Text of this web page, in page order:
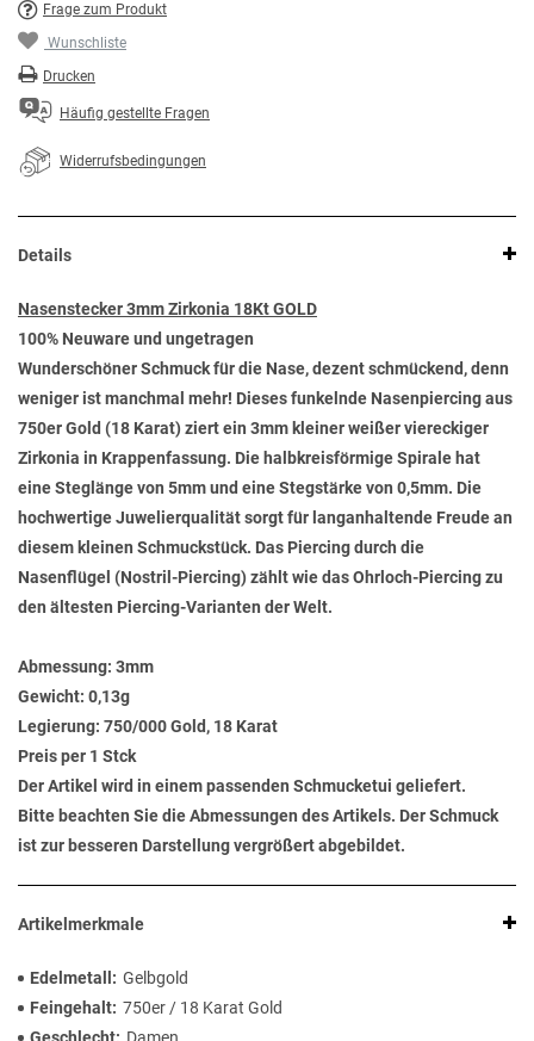
Frage zum Produkt
Wunschliste
Drucken
Häufig gestellte Fragen
Widerrufsbedingungen
Details
Nasenstecker 3mm Zirkonia 18Kt GOLD
100% Neuware und ungetragen
Wunderschöner Schmuck für die Nase, dezent schmückend, denn
weniger ist manchmal mehr! Dieses funkelnde Nasenpiercing aus
750er Gold (18 Karat) ziert ein 3mm kleiner weißer viereckiger
Zirkonia in Krappenfassung. Die halbkreisförmige Spirale hat
eine Steglänge von 5mm und eine Stegstärke von 0,5mm. Die
hochwertige Juwelierqualität sorgt für langanhaltende Freude an
diesem kleinen Schmuckstück. Das Piercing durch die
Nasenflügel (Nostril-Piercing) zählt wie das Ohrloch-Piercing zu
den ältesten Piercing-Varianten der Welt.
Abmessung: 3mm
Gewicht: 0,13g
Legierung: 750/000 Gold, 18 Karat
Preis per 1 Stck
Der Artikel wird in einem passenden Schmucketui geliefert.
Bitte beachten Sie die Abmessungen des Artikels. Der Schmuck
ist zur besseren Darstellung vergrößert abgebildet.
Artikelmerkmale
Edelmetall
Gelbgold
Feingehalt 750er / 18 Karat Gold